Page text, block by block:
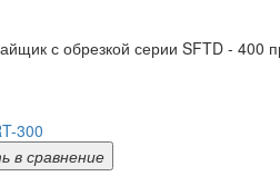
с обрезкой серии SFTD - 400
в сравнение